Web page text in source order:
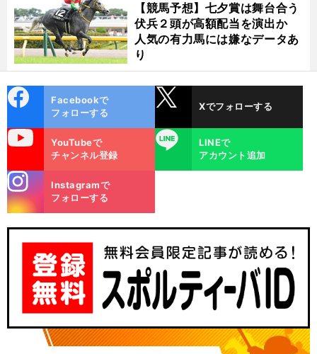
【競馬予想】七夕賞は舞台合う
伏兵２頭が高額配当を演出か
人気の有力馬には嫌なデータあ
り
ok
Facebookで
フォローする
Xでフォローする
YouTubeで
チャンネル登録
LINE
LINEで
アカウント追加
m
Instagramで
フォローする